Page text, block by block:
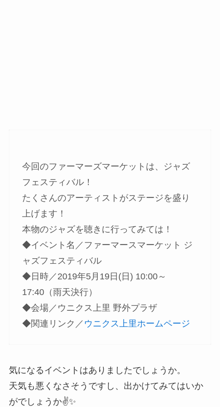
今回のファーマーズマーケットは、ジャズ
フェスティバル！
たくさんのアーティストがステージを盛り
上げます！
本物のジャズを聴きに行ってみては！
◆イベント名／ファーマースマーケット ジ
ャズフェスティバル
◆日時／ 2019年5月19日(日) 10:00～
17:40（雨天決行）
◆会場／ウニクス上里 野外プラザ
◆関連リンク／ ウニクス上里ホームページ
気になるイベントはありましたでしょうか。
天気も悪くなさそうですし、出かけてみてはいか
がでしょうか✌️✨